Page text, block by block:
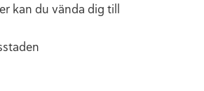
kan du vända dig till